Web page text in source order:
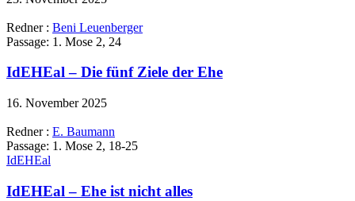
Redner : Beni Leuenberger
Passage: 1. Mose 2, 24
IdEHEal – Die fünf Ziele der Ehe
16. November 2025
Redner : E. Baumann
Passage: 1. Mose 2, 18-25
IdEHEal
IdEHEal – Ehe ist nicht alles